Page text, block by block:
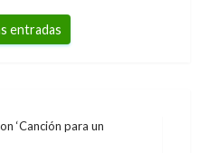
entradas
‘Canción para un